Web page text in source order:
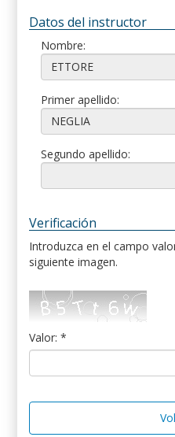
Datos del instructor
Nombre:
Primer apellido:
Segundo apellido:
Verificación
Introduzca en el campo
siguiente imagen.
Valor: *